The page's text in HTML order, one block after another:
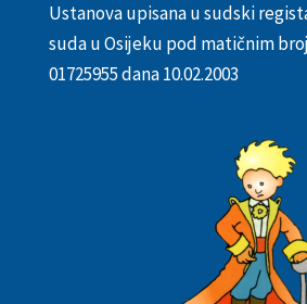
Ustanova upisana u sudski
suda u Osijeku pod matičnim
01725955 dana 10.02.2003